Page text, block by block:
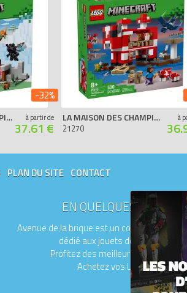
LA MINE EN FORME DE PIOCHE à partir de
37.61 €
-32%
LA MAISON DES CHAMPIMEUHS
21270
à
PLAN DU SITE CONTACT
EN QUELQUES MOTS
Avenue de la brique est un comparateur de
dédié aux jouets de la marque
Profitez des meilleurs prix du
Achetez vos LEGO moins